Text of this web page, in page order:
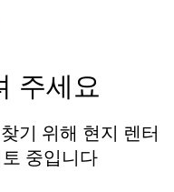
주세요
기 위해 현지 렌터
중입니다